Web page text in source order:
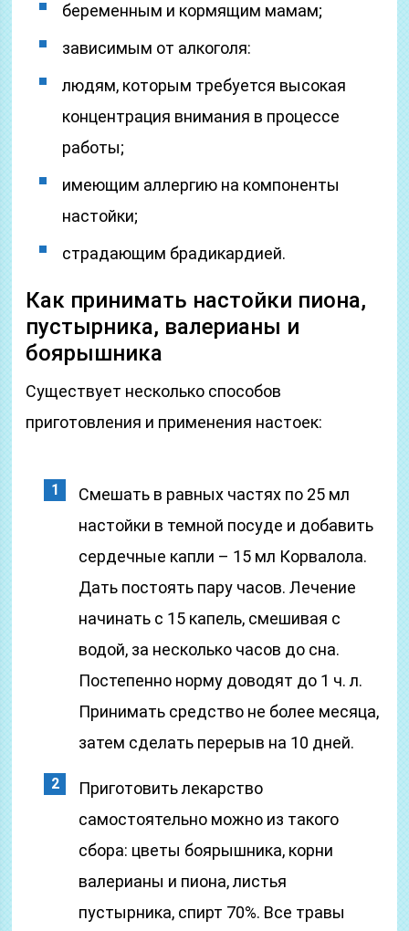
беременным и кормящим мамам;
зависимым от алкоголя:
людям, которым требуется высокая
концентрация внимания в процессе
работы;
имеющим аллергию на компоненты
настойки;
страдающим брадикардией.
Как принимать настойки пиона,
пустырника, валерианы и
боярышника
Существует несколько способов
приготовления и применения настоек:
Смешать в равных частях по 25 мл
настойки в темной посуде и добавить
сердечные капли – 15 мл Корвалола.
Дать постоять пару часов. Лечение
начинать с 15 капель, смешивая с
водой, за несколько часов до сна.
Постепенно норму доводят до 1 ч. л.
Принимать средство не более месяца,
затем сделать перерыв на 10 дней.
Приготовить лекарство
самостоятельно можно из такого
сбора: цветы боярышника, корни
валерианы и пиона, листья
пустырника, спирт 70%. Все травы